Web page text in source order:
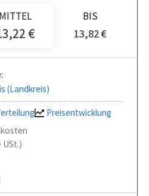
MITTEL
€
BIS
13,82 €
(Landkreis)
Preisentwicklung
USt.)